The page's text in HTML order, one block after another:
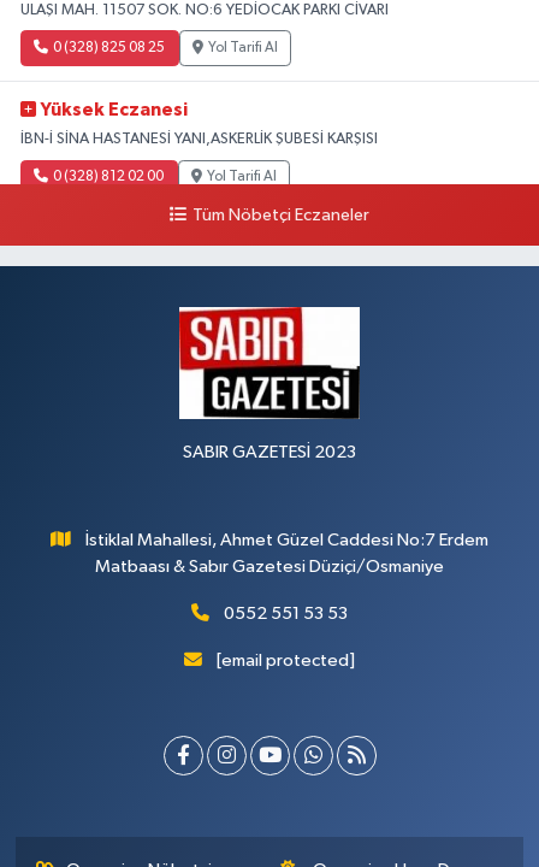
ULAŞI MAH. 11507 SOK. NO:6 YEDİOCAK PARKI CİVARI
0 (328) 825 08 25 Yol Tarifi Al
Yüksek Eczanesi
İBN-İ SİNA HASTANESİ YANI,ASKERLİK ŞUBESİ KARŞISI
0 (328) 812 02 00 Yol Tarifi Al
Tüm Nöbetçi Eczaneler
SABIR GAZETESİ 2023
İstiklal Mahallesi, Ahmet Güzel Caddesi No:7 Erdem
Matbaası & Sabır Gazetesi Düziçi/Osmaniye
0552 551 53 53
[email protected]